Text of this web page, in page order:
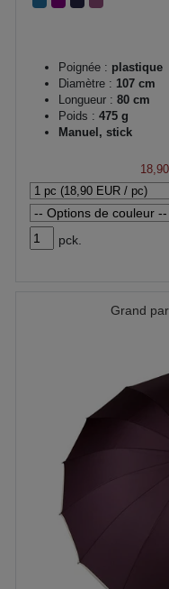
Poignée : plastique
Diamètre : 107 cm
Longueur : 80 cm
Poids : 475 g
Manuel, stick
pck.
Grand